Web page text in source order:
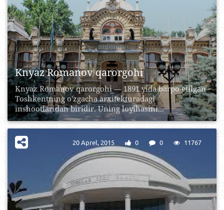
Knyaz Romanov qarorgohi
Knyaz Romanov qarorgohi — 1891 yida barpo etilgan
Toshkentning o'zgacha arxitekturadagi
inshootlaridan biridir. Uning loyihasini...
20 Aprel, 2015 0 0 11767